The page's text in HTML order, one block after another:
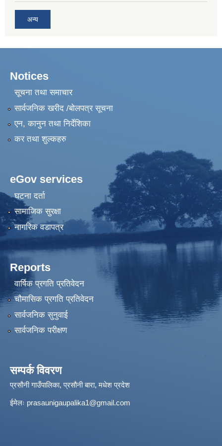
अन्य
Notices
सूचना तथा समाचार
सार्वजनिक खरीद /बोलपत्र सूचना
एन, कानुन तथा निर्देशिका
कर तथा शुल्कहरु
eGov services
घटना दर्ता
सामाजिक सुरक्षा
नागरिक वडापत्र
Reports
वार्षिक प्रगति प्रतिवेदन
चौमासिक प्रगति प्रतिवेदन
सार्वजनिक सुनुवाई
सार्वजनिक परीक्षण
सम्पर्क विवरण
प्रसौनी गाउँपालिका, प्रसौनी बारा, मधेश प्रदेश
ईमेलः prasaunigaupalika1@gmail.com